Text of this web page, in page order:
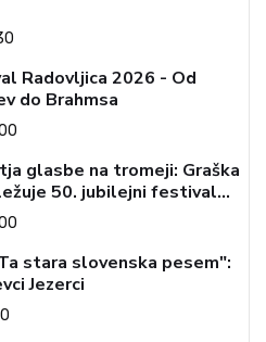
Radovljica 2026 - Od
do Brahmsa
glasbe na tromeji: Graška
50. jubilejni festival
glasbe
stara slovenska pesem":
Jezerci